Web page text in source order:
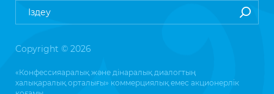
Copyright © 2026
«Конфессияаралық және дінаралық диалогтың
халықаралық орталығы» коммерциялық емес акционерлік